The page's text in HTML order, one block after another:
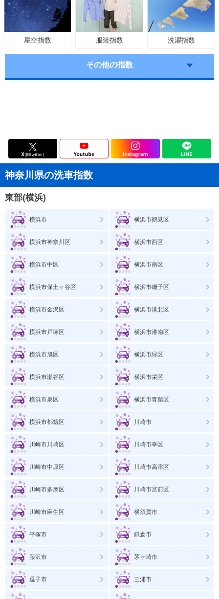
星空指数 服装指数 洗濯指数
その他の指数
神奈川県の洗車指数
東部(横浜)
横浜市 横浜市鶴見区
横浜市神奈川区 横浜市西区
横浜市中区 横浜市南区
横浜市保土ヶ谷区 横浜市磯子区
横浜市金沢区 横浜市港北区
横浜市戸塚区 横浜市港南区
横浜市旭区 横浜市緑区
横浜市瀬谷区 横浜市栄区
横浜市泉区 横浜市青葉区
横浜市都筑区 川崎市
川崎市川崎区 川崎市幸区
川崎市中原区 川崎市高津区
川崎市多摩区 川崎市宮前区
川崎市麻生区 横須賀市
平塚市 鎌倉市
藤沢市 茅ヶ崎市
逗子市 三浦市